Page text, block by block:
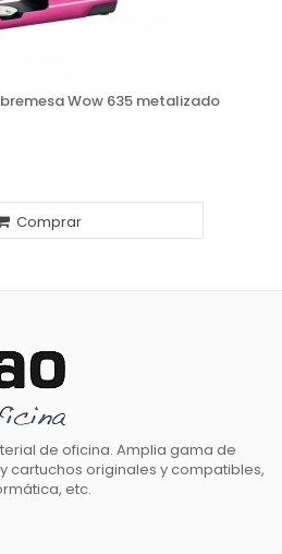
Wow 635 metalizado
Comprar
de oficina. Amplia gama de
cartuchos originales y compatibles,
etc.